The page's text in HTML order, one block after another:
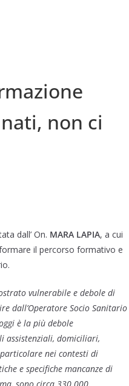
non ci
dall’ On. MARA LAPIA, a cui
il percorso formativo e
vulnerabile e debole di
dall’Operatore Socio Sanitario
è la più debole
assistenziali, domiciliari,
nei contesti di
e specifiche mancanze di